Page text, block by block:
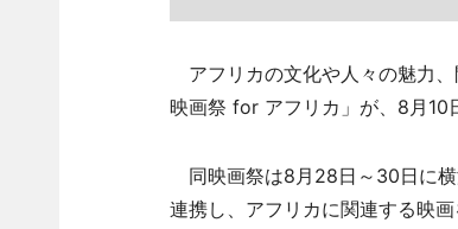
アフリカの文化や人々の魅力
映画祭 for アフリカ」が、8月10
同映画祭は8月28日～30日に横
連携し、アフリカに関連する映